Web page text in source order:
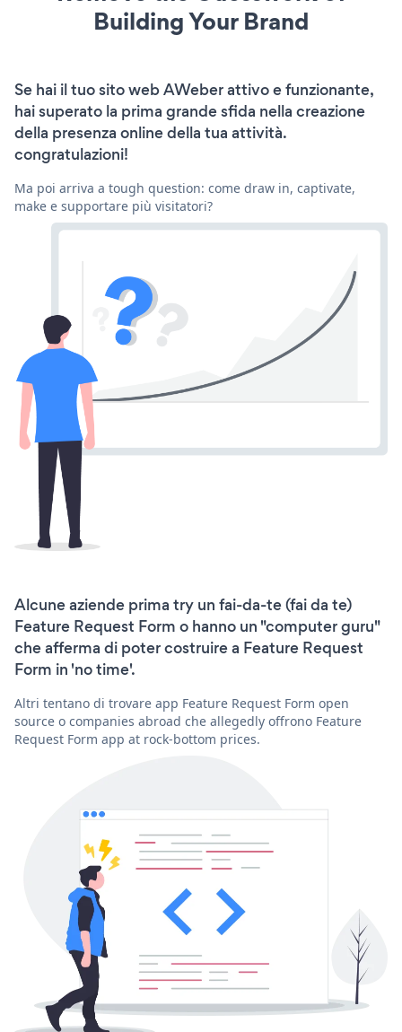
Building Your Brand
Se hai il tuo sito web AWeber attivo e funzionante,
hai superato la prima grande sfida nella creazione
della presenza online della tua attività.
congratulazioni!
Ma poi arriva a tough question: come draw in, captivate,
make e supportare più visitatori?
Alcune aziende prima try un fai-da-te (fai da te)
Feature Request Form o hanno un "computer guru"
che afferma di poter costruire a Feature Request
Form in 'no time'.
Altri tentano di trovare app Feature Request Form open
source o companies abroad che allegedly offrono Feature
Request Form app at rock-bottom prices.